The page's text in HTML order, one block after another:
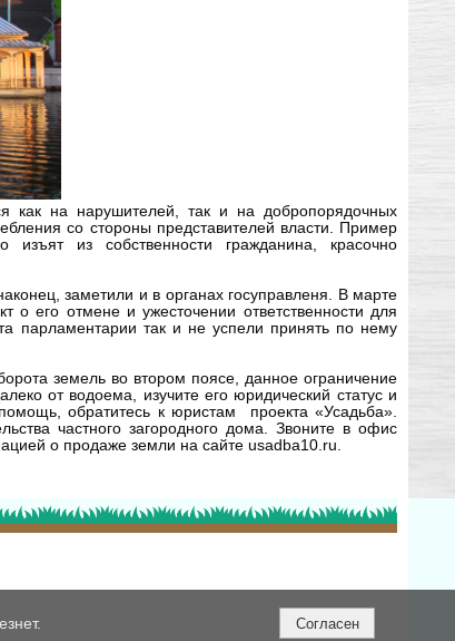
как на нарушителей, так и на добропорядочных
со стороны представителей власти. Пример
изъят из собственности гражданина, красочно
заметили и в органах госуправленя. В марте
о его отмене и ужесточении ответственности для
парламентарии так и не успели принять по нему
земель во втором поясе, данное ограничение
от водоема, изучите его юридический статус и
обратитесь к юристам проекта «Усадьба».
частного загородного дома. Звоните в офис
о продаже земли на сайте usadba10.ru.
Согласен